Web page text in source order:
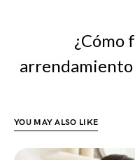
¿Cómo
arrendamiento
YOU MAY ALSO LIKE